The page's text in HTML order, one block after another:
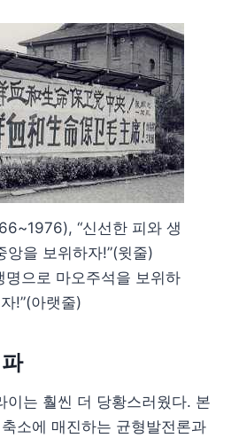
“신선한 피와 생
앙을 보위하자!”(윗줄)
명으로 마오주석을 보위하
자!”(아랫줄)
이는 훨씬 더 당황스러웠다. 본
소에 매진하는 균형발전론과